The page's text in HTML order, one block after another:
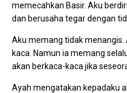
memecahkan Basir. Aku
dan berusaha tegar dengan
Aku memang tidak
kaca. Namun ia memang
akan berkaca-kaca jika
Ayah mengatakan kepadaku